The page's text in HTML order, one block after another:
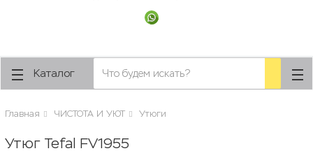
Каталог
Главная ЧИСТОТА И УЮТ Утюги
Утюг Tefal FV1955